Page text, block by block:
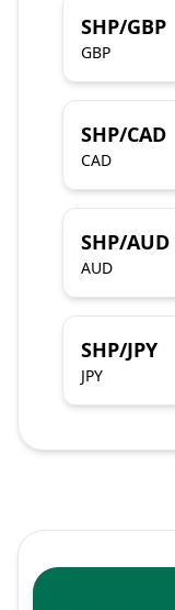
SHP/GBP
GBP
SHP/CAD
CAD
SHP/AUD
AUD
SHP/JPY
JPY